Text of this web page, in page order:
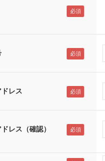
ドレス
レス（確認）